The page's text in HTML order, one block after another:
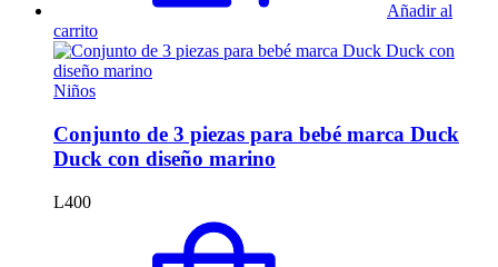
Añadir al
carrito
Niños
Conjunto de 3 piezas para bebé marca Duck
Duck con diseño marino
L400